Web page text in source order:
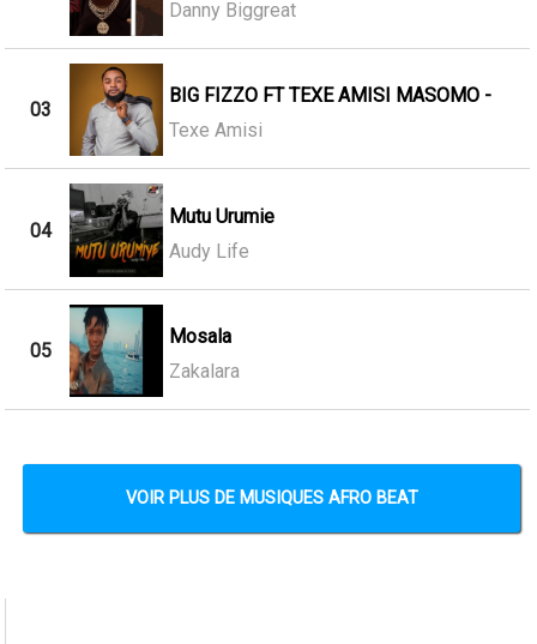
Danny Biggreat
03
BIG FIZZO FT TEXE AMISI MASOMO -
Texe Amisi
04
Mutu Urumie
Audy Life
05
Mosala
Zakalara
VOIR PLUS DE MUSIQUES AFRO BEAT